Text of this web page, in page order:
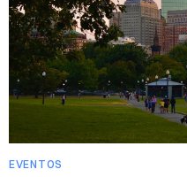
EVENTOS